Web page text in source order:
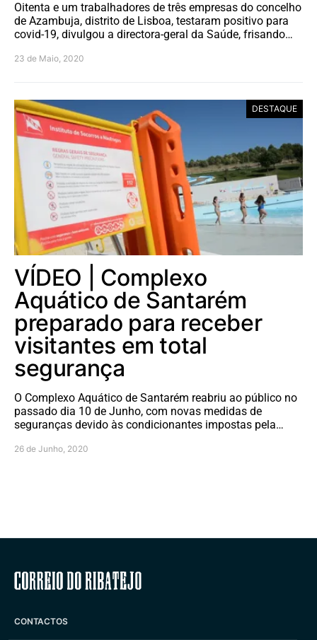
Oitenta e um trabalhadores de três empresas do concelho
de Azambuja, distrito de Lisboa, testaram positivo para
covid-19, divulgou a directora-geral da Saúde, frisando…
23 de Maio, 2020
DESTAQUE
VÍDEO | Complexo
Aquático de Santarém
preparado para receber
visitantes em total
segurança
O Complexo Aquático de Santarém reabriu ao público no
passado dia 10 de Junho, com novas medidas de
seguranças devido às condicionantes impostas pela…
26 de Junho, 2020
Correio do Ribatejo
CONTACTOS